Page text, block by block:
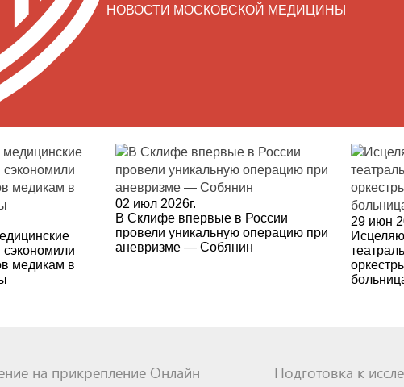
НОВОСТИ МОСКОВСКОЙ МЕДИЦИНЫ
медикам в
02 июл 2026г.
В Склифе впервые в России
провели уникальную операцию при
аневризме — Собянин
29 июн
на прикрепление Онлайн
Подготовка к